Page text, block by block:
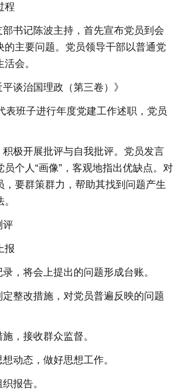
程
部书记陈波主持，首先宣布党员到会
的主要问题。党员领导干部以普通党
会。
谈治国理政（第三卷）》
表班子进行年度党建工作述职，党员
积极开展批评与自我批评。党员发言
员个人“画像”，客观地指出优缺点。对
，要群策群力，帮助其找到问题产生
评
报
，将会上提出的问题形成台账。
定整改措施，对党员普遍反映的问题
，接收群众监督。
动态，做好思想工作。
报告。